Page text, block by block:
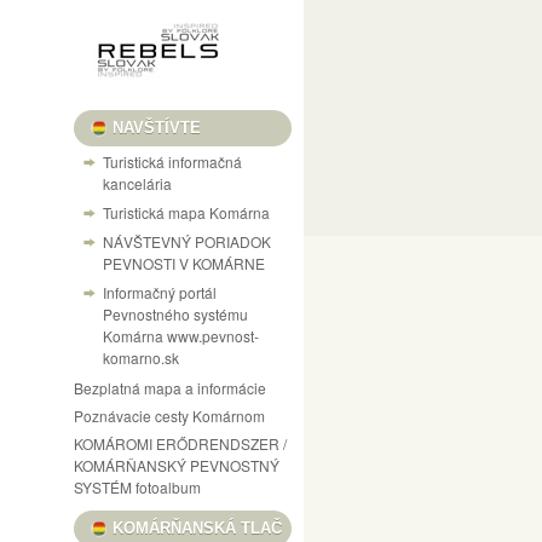
NAVŠTÍVTE
Turistická informačná
kancelária
Turistická mapa Komárna
NÁVŠTEVNÝ PORIADOK
PEVNOSTI V KOMÁRNE
Informačný portál
Pevnostného systému
Komárna www.pevnost-
komarno.sk
Bezplatná mapa a informácie
Poznávacie cesty Komárnom
KOMÁROMI ERŐDRENDSZER /
KOMÁRŇANSKÝ PEVNOSTNÝ
SYSTÉM fotoalbum
KOMÁRŇANSKÁ TLAČ